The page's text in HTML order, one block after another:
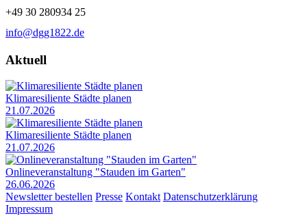
+49 30 280934 25
info@dgg1822.de
Aktuell
Klimaresiliente Städte planen
21.07.2026
Klimaresiliente Städte planen
21.07.2026
Onlineveranstaltung "Stauden im Garten"
26.06.2026
Newsletter bestellen Presse Kontakt Datenschutzerklärung
Impressum